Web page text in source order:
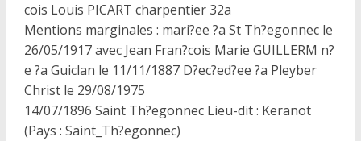
cois Louis PICART charpentier 32a
Mentions marginales : mari?ee ?a St Th?egonnec le
26/05/1917 avec Jean Fran?cois Marie GUILLERM n?
e ?a Guiclan le 11/11/1887 D?ec?ed?ee ?a Pleyber
Christ le 29/08/1975
14/07/1896 Saint Th?egonnec Lieu-dit : Keranot
(Pays : Saint_Th?egonnec)